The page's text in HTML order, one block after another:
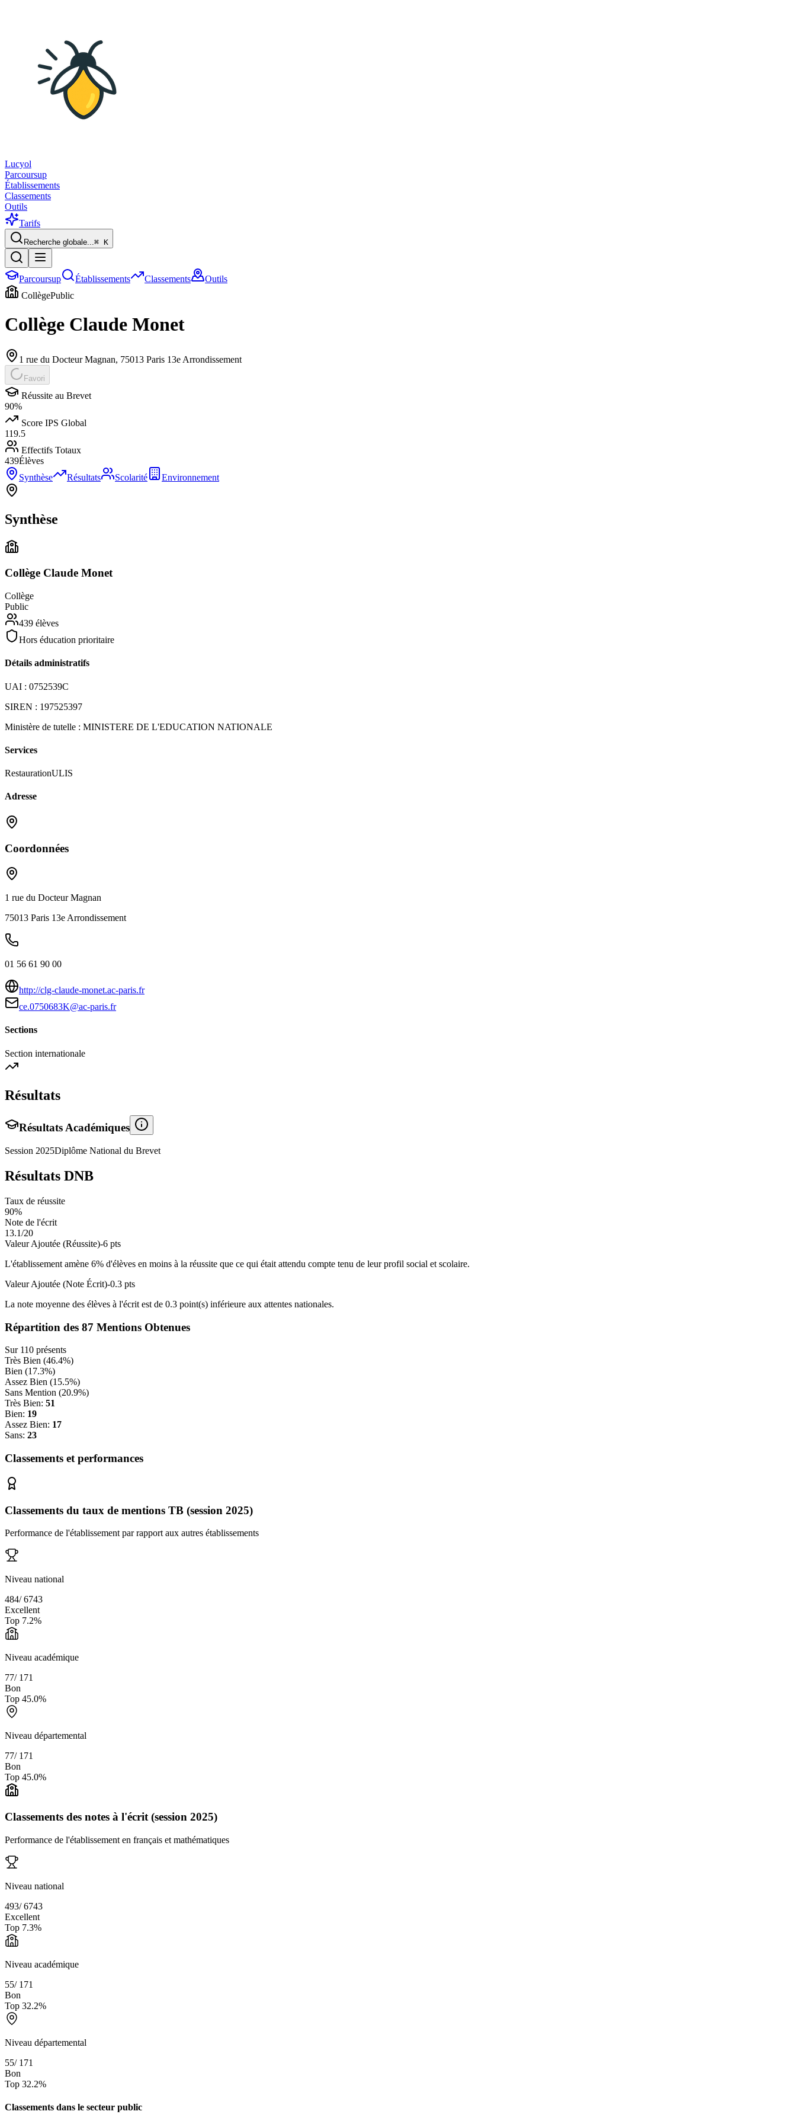
Lucyol
Parcoursup
Établissements
Classements
Outils
Tarifs
Recherche globale...⌘ K
Parcoursup Établissements Classements
Outils
CollègePublic
Collège Claude Monet
1 rue du Docteur Magnan, 75013 Paris 13e Arrondissement
Favori
Réussite au Brevet
90%
Score IPS Global
119.5
Effectifs Totaux
439Élèves
Synthèse
Résultats Scolarité Environnement
Synthèse
Collège Claude Monet
Collège
Public
439 élèves
Hors éducation prioritaire
Détails administratifs
UAI : 0752539C
SIREN : 197525397
Ministère de tutelle : MINISTERE DE L'EDUCATION NATIONALE
Services
RestaurationULIS
Adresse
Coordonnées
1 rue du Docteur Magnan
75013 Paris 13e Arrondissement
01 56 61 90 00
http://clg-claude-monet.ac-paris.fr
ce.0750683K@ac-paris.fr
Sections
Section internationale
Résultats
Résultats Académiques
Session 2025Diplôme National du Brevet
Résultats DNB
Taux de réussite
90%
Note de l'écrit
13.1/20
Valeur Ajoutée (Réussite)-6 pts
L'établissement amène 6% d'élèves en moins à la réussite que ce qui était attendu compte tenu de leur profil social et scolaire.
Valeur Ajoutée (Note Écrit)-0.3 pts
La note moyenne des élèves à l'écrit est de 0.3 point(s) inférieure aux attentes nationales.
Répartition des 87 Mentions Obtenues
Sur 110 présents
Très Bien (46.4%)
Bien (17.3%)
Assez Bien (15.5%)
Sans Mention (20.9%)
Très Bien: 51
Bien: 19
Assez Bien: 17
Sans: 23
Classements et performances
Classements du taux de mentions TB (session 2025)
Performance de l'établissement par rapport aux autres établissements
Niveau national
484/6743
Excellent
Top 7.2%
Niveau académique
77/ 171
Bon
Top 45.0%
Niveau départemental
77/ 171
Bon
Top 45.0%
Classements des notes à l'écrit (session 2025)
Performance de l'établissement en français et mathématiques
Niveau national
493/6743
Excellent
Top 7.3%
Niveau académique
55/ 171
Bon
Top 32.2%
Niveau départemental
55/ 171
Bon
Top 32.2%
Classements dans le secteur public